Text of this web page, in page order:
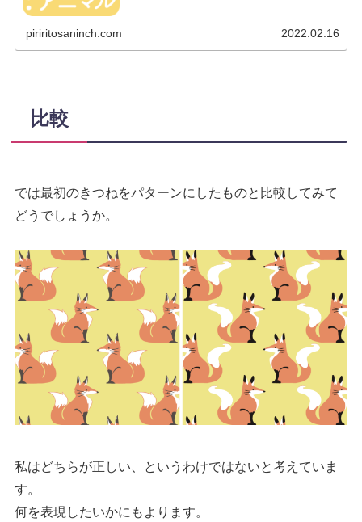
piriritosaninch.com 2022.02.16
比較
では最初のきつねをパターンにしたものと比較してみて
どうでしょうか。
私はどちらが正しい、というわけではないと考えていま
す。
何を表現したいかにもよります。